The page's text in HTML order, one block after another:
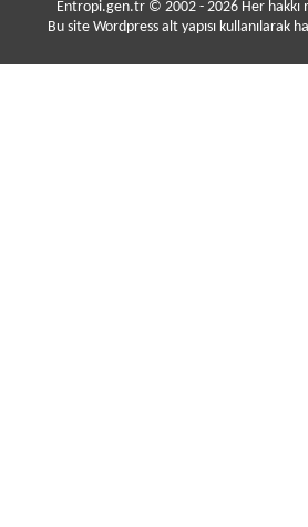
Entropi.gen.tr © 2002 - 2026 Her hakkı
Bu site Wordpress alt yapısı kullanılarak